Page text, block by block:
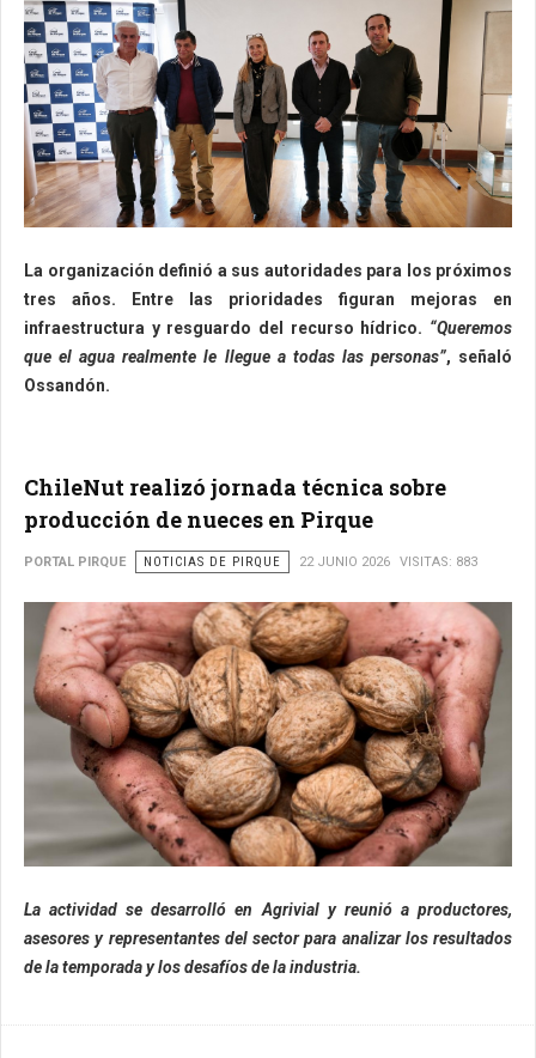
La organización definió a sus autoridades para los próximos
tres años. Entre las prioridades figuran mejoras en
infraestructura y resguardo del recurso hídrico. “Queremos
que el agua realmente le llegue a todas las personas”, señaló
Ossandón.
ChileNut realizó jornada técnica sobre
producción de nueces en Pirque
PORTAL PIRQUE NOTICIAS DE PIRQUE 22 JUNIO 2026 VISITAS: 883
La actividad se desarrolló en Agrivial y reunió a productores,
asesores y representantes del sector para analizar los resultados
de la temporada y los desafíos de la industria.